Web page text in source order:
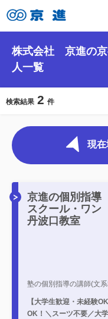
株式会社 京進の京
人一覧
検索結果 2 件
現
京進の個別指導
スクール・ワン
丹波口教室
塾の個別指導の講師(文
【大学生歓迎・未経験
OK！＼スーツ不要／大